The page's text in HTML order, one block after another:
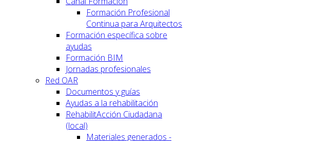
Formación Profesional
Continua para Arquitectos
Formación específica sobre
ayudas
Formación BIM
Jornadas profesionales
Red OAR
Documentos y guías
Ayudas a la rehabilitación
RehabilitAcción Ciudadana
(local)
Materiales generados -